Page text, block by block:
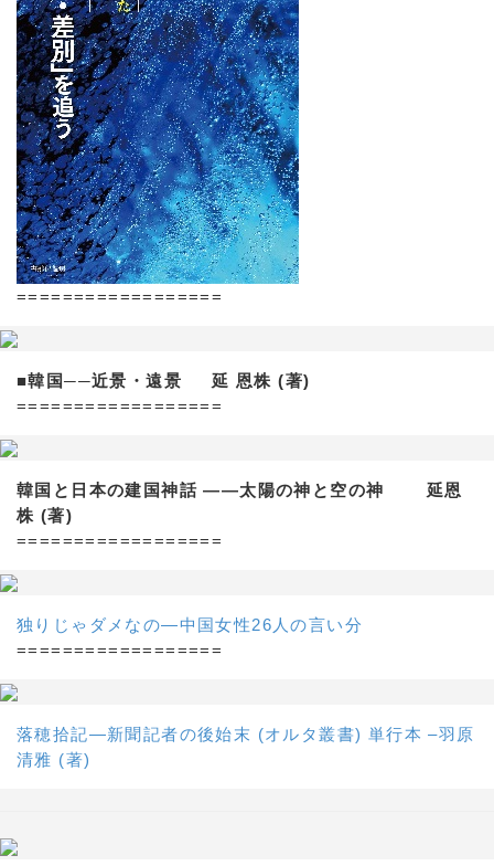
==================
■韓国──近景・遠景 延 恩株 (著)
==================
韓国と日本の建国神話 ——太陽の神と空の神 延恩
株 (著)
==================
独りじゃダメなの―中国女性26人の言い分
==================
落穂拾記―新聞記者の後始末 (オルタ叢書) 単行本 –羽原
清雅 (著)